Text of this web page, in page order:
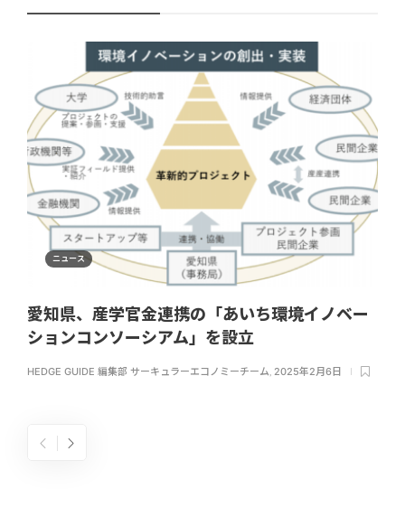
ニュース
愛知県、産学官金連携の「あいち環境イノベー
ションコンソーシアム」を設立
HEDGE GUIDE 編集部 サーキュラーエコノミーチーム 2025年2月6日